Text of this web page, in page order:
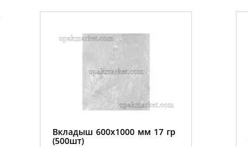
Вкладыш 600х1000 мм 17 гр
(500шт)